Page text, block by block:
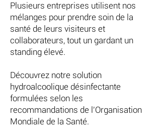
Plusieurs entreprises utilisent nos
mélanges pour prendre soin de la
santé de leurs visiteurs et
collaborateurs, tout un gardant un
standing élevé.
Découvrez notre solution
hydroalcoolique désinfectante
formulées selon les
recommandations de l'Organisation
Mondiale de la Santé.